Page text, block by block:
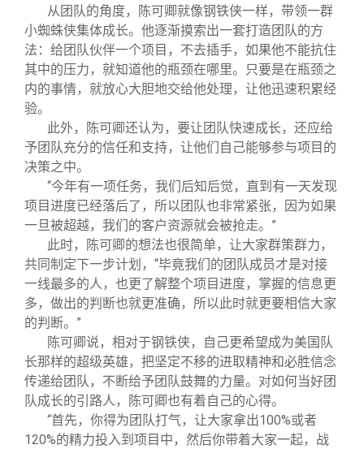
从团队的角度，陈可卿就像钢铁侠一样，带领一群
小蜘蛛侠集体成长。他逐渐摸索出一套打造团队的方
法：给团队伙伴一个项目，不去插手，如果他不能抗住
其中的压力，就知道他的瓶颈在哪里。只要是在瓶颈之
内的事情，就放心大胆地交给他处理，让他迅速积累经
验。
此外，陈可卿还认为，要让团队快速成长，还应给
予团队充分的信任和支持，让他们自己能够参与项目的
决策之中。
“今年有一项任务，我们后知后觉，直到有一天发现
项目进度已经落后了，所以团队也非常紧张，因为如果
一旦被超越，我们的客户资源就会被抢走。”
此时，陈可卿的想法也很简单，让大家群策群力，
共同制定下一步计划，“毕竟我们的团队成员才是对接
一线最多的人，也更了解整个项目进度，掌握的信息更
多，做出的判断也就更准确，所以此时就更要相信大家
的判断。”
陈可卿说，相对于钢铁侠，自己更希望成为美国队
长那样的超级英雄，把坚定不移的进取精神和必胜信念
传递给团队，不断给予团队鼓舞的力量。对如何当好团
队成长的引路人，陈可卿也有着自己的心得。
“首先，你得为团队打气，让大家拿出100%或者
120%的精力投入到项目中，然后你带着大家一起，战